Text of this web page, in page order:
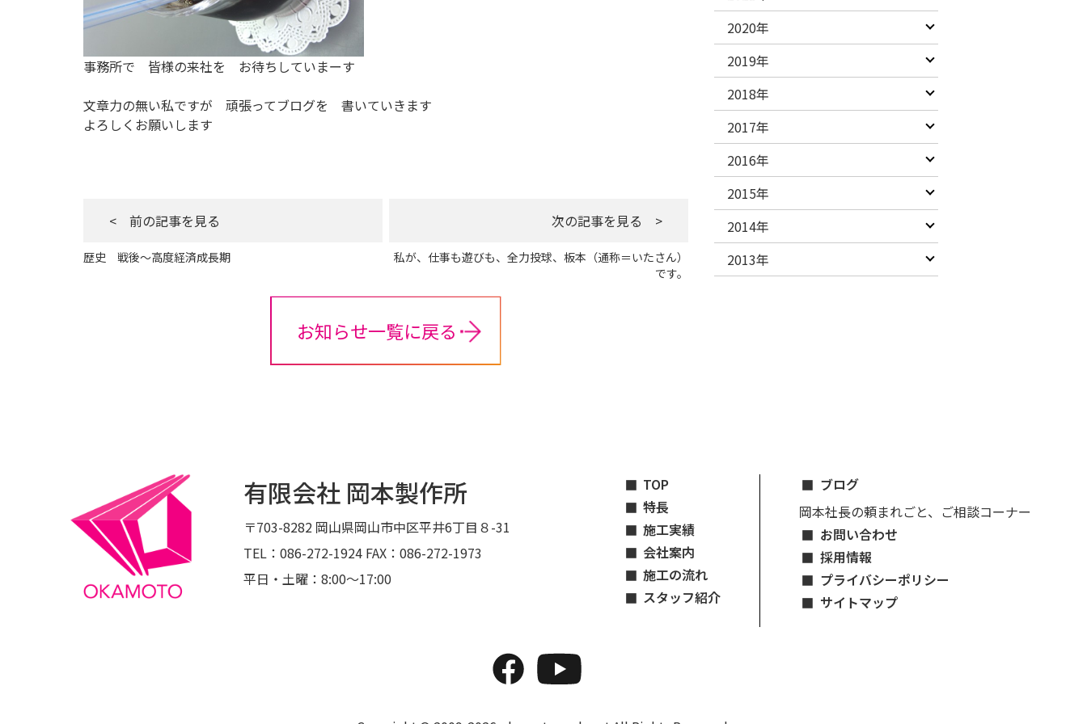
事務所で 皆様の来社を お待ちしていまーす
文章力の無い私ですが 頑張ってブログを 書いていきます
よろしくお願いします
< 前の記事を見る
歴史 戦後～高度経済成長期
次の記事を見る >
私が、仕事も遊びも、全力投球、板本（通称＝いたさん）
です。
お知らせ一覧に戻る
2020年
2019年
2018年
2017年
2016年
2015年
2014年
2013年
有限会社 岡本製作所
〒703-8282 岡山県岡山市中区平井6丁目８-31
TEL：086-272-1924 FAX：086-272-1973
平日・土曜：8:00〜17:00
TOP
特長
施工実績
会社案内
施工の流れ
スタッフ紹介
ブログ
岡本社長の頼まれごと、ご相談コーナー
お問い合わせ
採用情報
プライバシーポリシー
サイトマップ